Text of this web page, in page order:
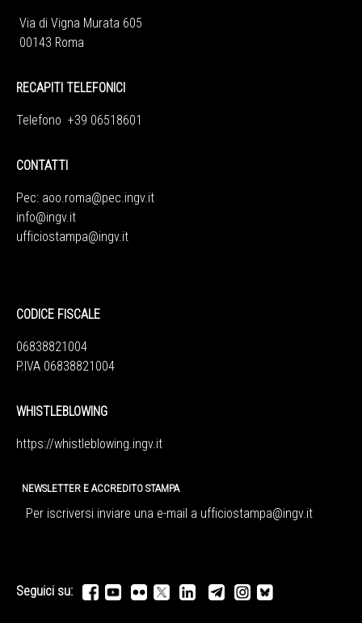
Via di Vigna Murata 605
00143 Roma
RECAPITI TELEFONICI
Telefono +39 06518601
CONTATTI
Pec: aoo.roma@pec.ingv.it
info@ingv.it
ufficiostampa@ingv.it
CODICE FISCALE
06838821004
P.IVA 06838821004
WHISTLEBLOWING
https://whistleblowing.ingv. it
NEWSLETTER E ACCREDITO STAMPA
Per iscriversi inviare una e-mail a ufficiostampa@ingv.it
Seguici su: